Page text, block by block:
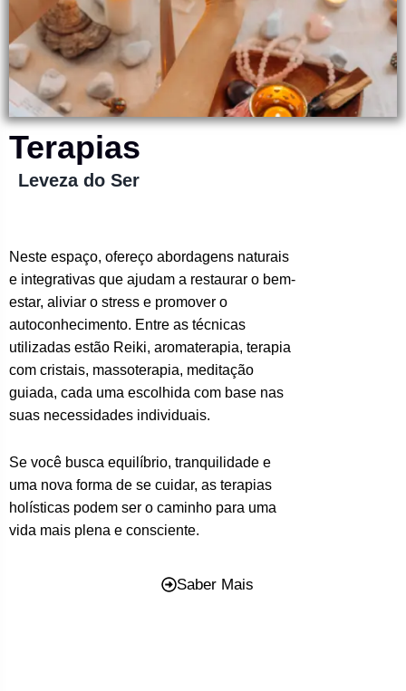
Terapias
Leveza do Ser
Neste espaço, ofereço abordagens naturais
e integrativas que ajudam a restaurar o bem-
estar, aliviar o stress e promover o
autoconhecimento. Entre as técnicas
utilizadas estão Reiki, aromaterapia, terapia
com cristais, massoterapia, meditação
guiada, cada uma escolhida com base nas
suas necessidades individuais.
Se você busca equilíbrio, tranquilidade e
uma nova forma de se cuidar, as terapias
holísticas podem ser o caminho para uma
vida mais plena e consciente.
Saber Mais